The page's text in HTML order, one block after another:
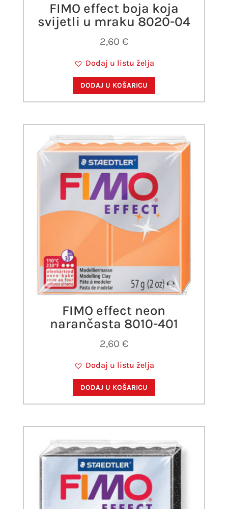
FIMO effect boja koja
svijetli u mraku 8020-04
2,60 €
Dodaj u listu želja
DODAJ U KOŠARICU
FIMO effect neon
narančasta 8010-401
2,60 €
Dodaj u listu želja
DODAJ U KOŠARICU